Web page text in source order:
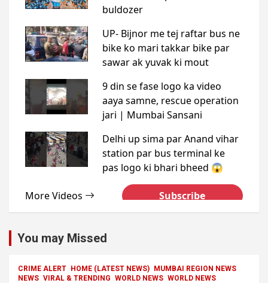
You may Missed
CRIME ALERT HOME (LATEST NEWS) MUMBAI REGION NEWS
NEWS VIRAL & TRENDING WORLD NEWS WORLD NEWS